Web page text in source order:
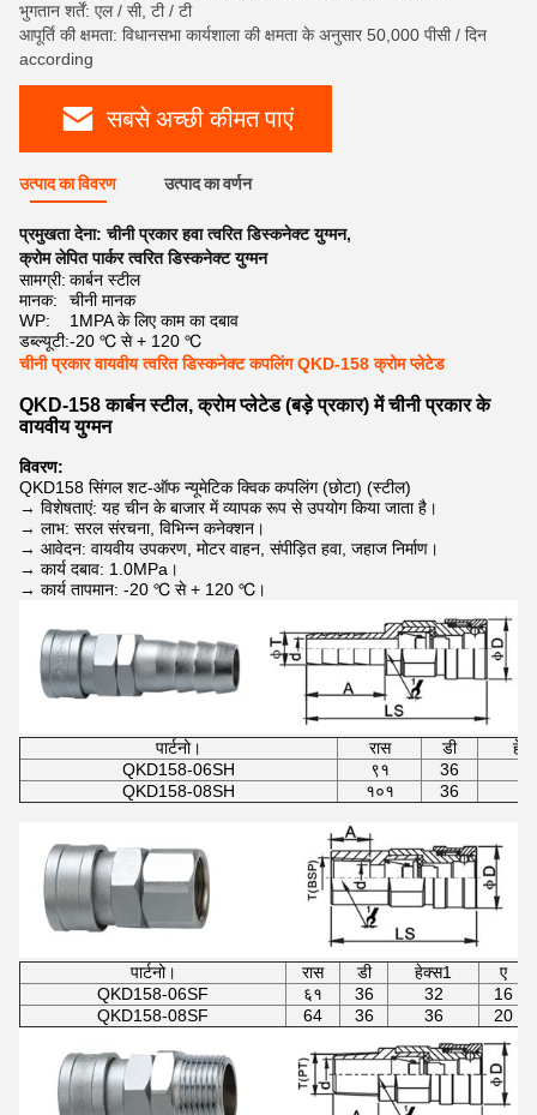
भुगतान शर्तें: एल / सी, टी / टी
आपूर्ति की क्षमता: विधानसभा कार्यशाला की क्षमता के अनुसार 50,000 पीसी / दिन
according
सबसे अच्छी कीमत पाएं
उत्पाद का विवरण उत्पाद का वर्णन
प्रमुखता देना:चीनी प्रकार हवा त्वरित डिस्कनेक्ट युग्मन,
क्रोम लेपित पार्कर त्वरित डिस्कनेक्ट युग्मन
सामग्री: कार्बन स्टील
मानक:
चीनी मानक
WP:
1MPA के लिए काम का दबाव
डब्ल्यूटी:-20 ℃ से + 120 ℃
चीनी प्रकार वायवीय त्वरित डिस्कनेक्ट कपलिंग QKD-158 क्रोम प्लेटेड
QKD-158 कार्बन स्टील, क्रोम प्लेटेड (बड़े प्रकार) में चीनी प्रकार के
वायवीय युग्मन
विवरण:
QKD158 सिंगल शट-ऑफ न्यूमेटिक क्विक कपलिंग (छोटा) (स्टील)
→ विशेषताएं: यह चीन के बाजार में व्यापक रूप से उपयोग किया जाता है।
→ लाभ: सरल संरचना, विभिन्न कनेक्शन।
→ आवेदन: वायवीय उपकरण, मोटर वाहन, संपीड़ित हवा, जहाज निर्माण।
→ कार्य दबाव: 1.0MPa।
→ कार्य तापमान: -20 ℃ से + 120 ℃।
पार्टनो। रास डी
QKD158-06SH
९१ 36
QKD158-08SH
१०१ 36
पार्टनो। रास डी हेक्स1
ए
QKD158-06SF
६१ 36 32
16
QKD158-08SF
64 36 36 20